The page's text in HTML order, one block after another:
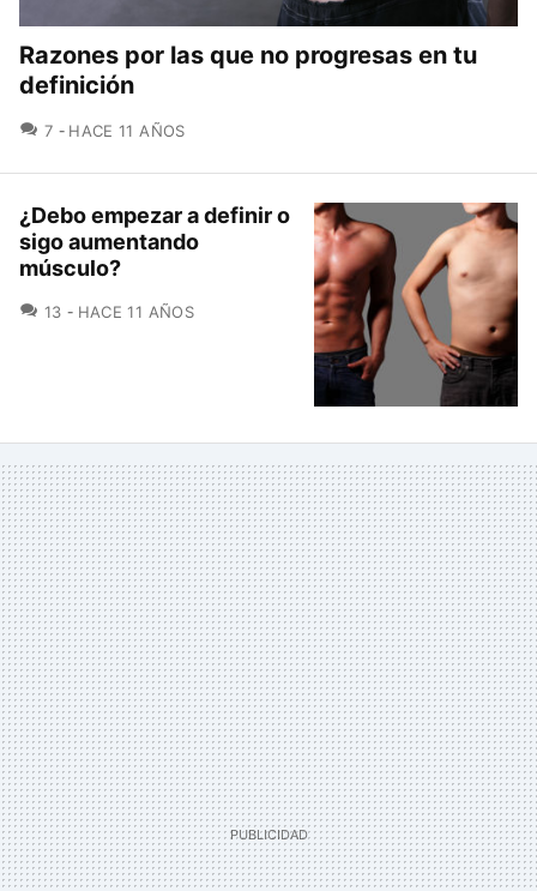
Razones por las que no progresas en tu
definición
7 COMENTARIOS
HACE 11 AÑOS
¿Debo empezar a definir o
sigo aumentando
músculo?
13 COMENTARIOS
HACE 11 AÑOS